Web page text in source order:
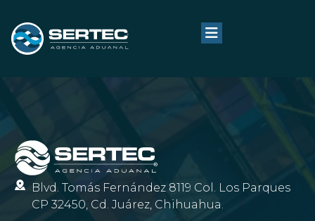
Blvd. Tomás Fernández 8119 Col. Los Parques
CP 32450, Cd. Juárez, Chihuahua.